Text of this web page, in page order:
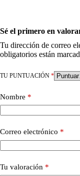
Sé el primero en
Tu dirección de correo
obligatorios están
TU PUNTUACIÓN *
Nombre *
Correo electrónico *
Tu valoración *